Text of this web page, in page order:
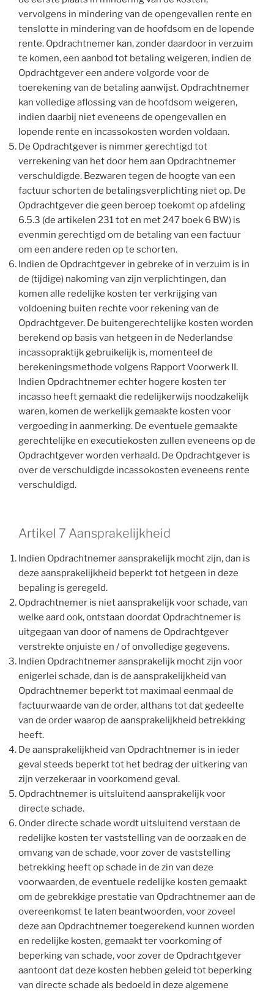
vervolgens in mindering van de opengevallen rente en
tenslotte in mindering van de hoofdsom en de lopende
rente. Opdrachtnemer kan, zonder daardoor in verzuim
te komen, een aanbod tot betaling weigeren, indien de
Opdrachtgever een andere volgorde voor de
toerekening van de betaling aanwijst. Opdrachtnemer
kan volledige aflossing van de hoofdsom weigeren,
indien daarbij niet eveneens de opengevallen en
lopende rente en incassokosten worden voldaan.
De Opdrachtgever is nimmer gerechtigd tot
verrekening van het door hem aan Opdrachtnemer
verschuldigde. Bezwaren tegen de hoogte van een
factuur schorten de betalingsverplichting niet op. De
Opdrachtgever die geen beroep toekomt op afdeling
6.5.3 (de artikelen 231 tot en met 247 boek 6 BW) is
evenmin gerechtigd om de betaling van een factuur
om een andere reden op te schorten.
Indien de Opdrachtgever in gebreke of in verzuim is in
de (tijdige) nakoming van zijn verplichtingen, dan
komen alle redelijke kosten ter verkrijging van
voldoening buiten rechte voor rekening van de
Opdrachtgever. De buitengerechtelijke kosten worden
berekend op basis van hetgeen in de Nederlandse
incassopraktijk gebruikelijk is, momenteel de
berekeningsmethode volgens Rapport Voorwerk II.
Indien Opdrachtnemer echter hogere kosten ter
incasso heeft gemaakt die redelijkerwijs noodzakelijk
waren, komen de werkelijk gemaakte kosten voor
vergoeding in aanmerking. De eventuele gemaakte
gerechtelijke en executiekosten zullen eveneens op de
Opdrachtgever worden verhaald. De Opdrachtgever is
over de verschuldigde incassokosten eveneens rente
verschuldigd.
Artikel 7 Aansprakelijkheid
Indien Opdrachtnemer aansprakelijk mocht zijn, dan is
deze aansprakelijkheid beperkt tot hetgeen in deze
bepaling is geregeld.
Opdrachtnemer is niet aansprakelijk voor schade, van
welke aard ook, ontstaan doordat Opdrachtnemer is
uitgegaan van door of namens de Opdrachtgever
verstrekte onjuiste en / of onvolledige gegevens.
Indien Opdrachtnemer aansprakelijk mocht zijn voor
enigerlei schade, dan is de aansprakelijkheid van
Opdrachtnemer beperkt tot maximaal eenmaal de
factuurwaarde van de order, althans tot dat gedeelte
van de order waarop de aansprakelijkheid betrekking
heeft.
De aansprakelijkheid van Opdrachtnemer is in ieder
geval steeds beperkt tot het bedrag der uitkering van
zijn verzekeraar in voorkomend geval.
Opdrachtnemer is uitsluitend aansprakelijk voor
directe schade.
Onder directe schade wordt uitsluitend verstaan de
redelijke kosten ter vaststelling van de oorzaak en de
omvang van de schade, voor zover de vaststelling
betrekking heeft op schade in de zin van deze
voorwaarden, de eventuele redelijke kosten gemaakt
om de gebrekkige prestatie van Opdrachtnemer aan de
overeenkomst te laten beantwoorden, voor zoveel
deze aan Opdrachtnemer toegerekend kunnen worden
en redelijke kosten, gemaakt ter voorkoming of
beperking van schade, voor zover de Opdrachtgever
aantoont dat deze kosten hebben geleid tot beperking
van directe schade als bedoeld in deze algemene